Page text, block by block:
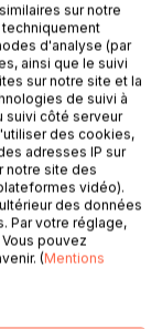
apprentissage
logiciel
connaît pas
sur notre
d'analyse (par
ainsi que le suivi
sur notre site et la
de suivi à
suivi côté serveur
des cookies,
adresses IP sur
notre site des
vidéo).
des données
Par votre réglage,
pouvez
(Mentions